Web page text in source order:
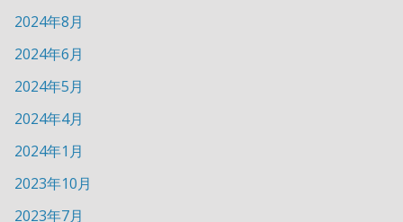
2024年8月
2024年6月
2024年5月
2024年4月
2024年1月
2023年10月
2023年7月